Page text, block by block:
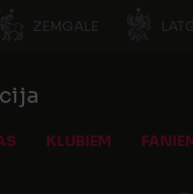
ZEMGALE
KLUBIEM